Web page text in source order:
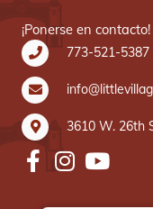
¡Ponerse en contacto!
773-521-5387
3610 W. 26th